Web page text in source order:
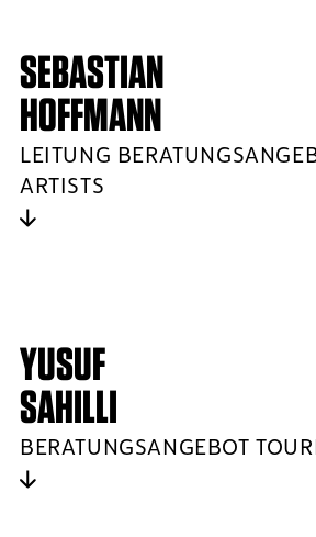
SEBASTIAN
HOFFMANN
LEITUNG
ARTISTS
YUSUF
SAHILLI
BERATUNGSANGEBOT